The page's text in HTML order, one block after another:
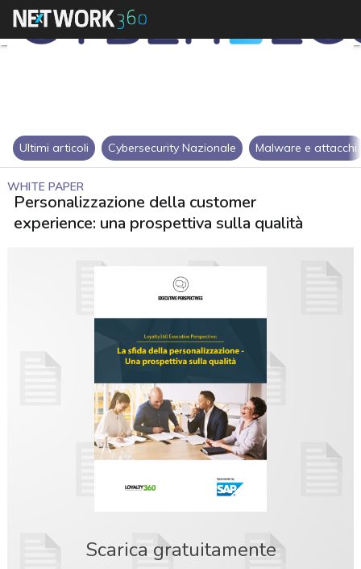
Ultimi articoli Cybersecurity Nazionale Malware e attacchi
WHITE PAPER
Personalizzazione della customer
experience: una prospettiva sulla qualità
Scarica gratuitamente